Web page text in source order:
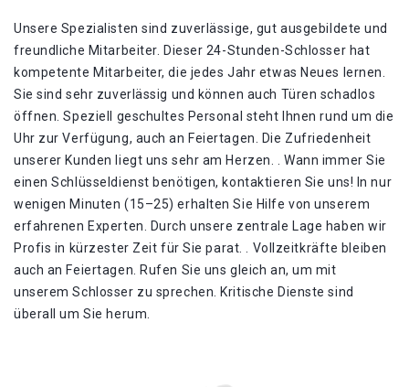
Unsere Spezialisten sind zuverlässige, gut ausgebildete und
freundliche Mitarbeiter. Dieser 24-Stunden-Schlosser hat
kompetente Mitarbeiter, die jedes Jahr etwas Neues lernen.
Sie sind sehr zuverlässig und können auch Türen schadlos
öffnen. Speziell geschultes Personal steht Ihnen rund um die
Uhr zur Verfügung, auch an Feiertagen. Die Zufriedenheit
unserer Kunden liegt uns sehr am Herzen. . Wann immer Sie
einen Schlüsseldienst benötigen, kontaktieren Sie uns! In nur
wenigen Minuten (15–25) erhalten Sie Hilfe von unserem
erfahrenen Experten. Durch unsere zentrale Lage haben wir
Profis in kürzester Zeit für Sie parat. . Vollzeitkräfte bleiben
auch an Feiertagen. Rufen Sie uns gleich an, um mit
unserem Schlosser zu sprechen. Kritische Dienste sind
überall um Sie herum.